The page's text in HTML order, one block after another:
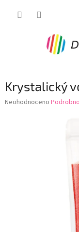
Krystalický
Průměrné
Neohodnoceno